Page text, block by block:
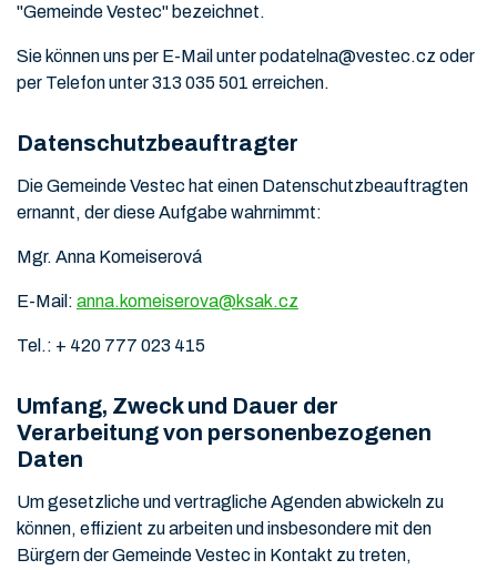
"Gemeinde Vestec" bezeichnet.
Sie können uns per E-Mail unter podatelna@vestec.cz oder
per Telefon unter 313 035 501 erreichen.
Datenschutzbeauftragter
Die Gemeinde Vestec hat einen Datenschutzbeauftragten
ernannt, der diese Aufgabe wahrnimmt:
Mgr. Anna Komeiserová
E-Mail: anna.komeiserova@ksak.cz
Tel.: + 420 777 023 415
Umfang, Zweck und Dauer der
Verarbeitung von personenbezogenen
Daten
Um gesetzliche und vertragliche Agenden abwickeln zu
können, effizient zu arbeiten und insbesondere mit den
Bürgern der Gemeinde Vestec in Kontakt zu treten,